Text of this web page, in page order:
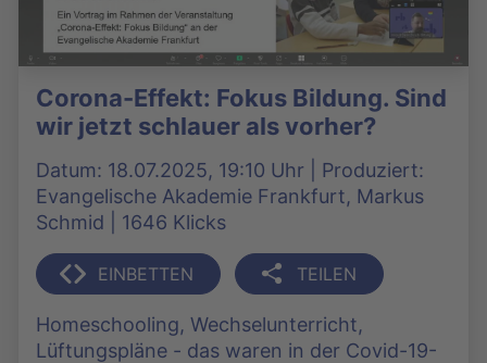
Corona-Effekt: Fokus Bildung. Sind
wir jetzt schlauer als vorher?
Datum: 18.07.2025, 19:10 Uhr | Produziert:
Evangelische Akademie Frankfurt, Markus
Schmid | 1646 Klicks
EINBETTEN TEILEN
Homeschooling, Wechselunterricht,
Lüftungspläne - das waren in der Covid-19-